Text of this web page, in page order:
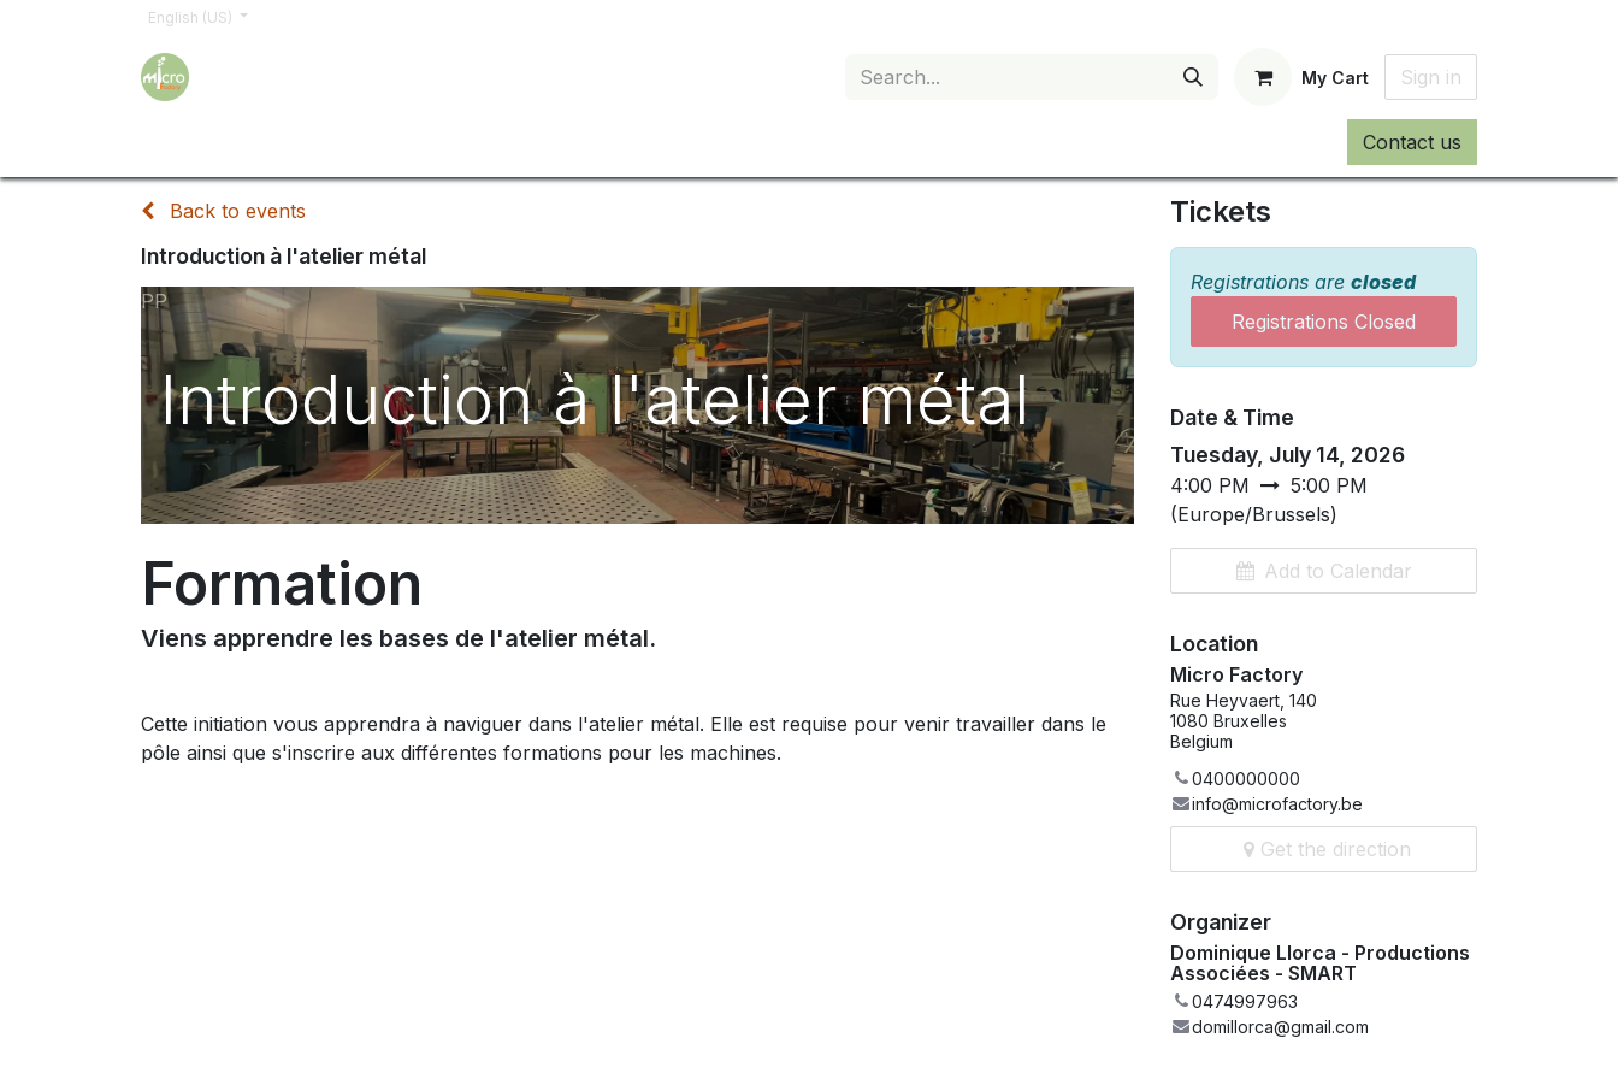
English (US)
My Cart Sign in
Contact us
Back to events
Introduction à l'atelier métal
PP
Introduction à l'atelier métal
Formation
Viens apprendre les bases de l'atelier métal.
Cette initiation vous apprendra à naviguer dans l'atelier métal. Elle est requise pour venir travailler dans le
pôle ainsi que s'inscrire aux différentes formations pour les machines.
Tickets
Registrations are closed
Registrations Closed
Date & Time
Tuesday, July 14, 2026
4:00 PM
5:00 PM
(Europe/Brussels)
Add to Calendar
Location
Micro Factory
Rue Heyvaert, 140
1080 Bruxelles
Belgium
0400000000
info@microfactory.be
Get the direction
Organizer
Dominique Llorca - Productions
Associées - SMART
0474997963
domillorca@gmail.com